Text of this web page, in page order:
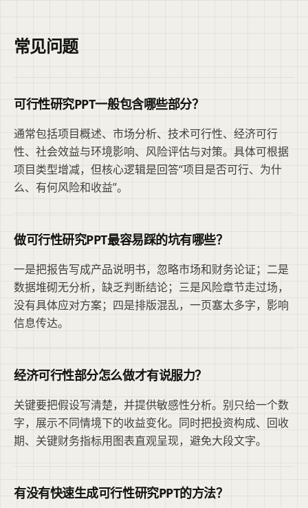
常见问题
可行性研究PPT一般包含哪些部分？
通常包括项目概述、市场分析、技术可行性、经济可行
性、社会效益与环境影响、风险评估与对策。具体可根据
项目类型增减，但核心逻辑是回答“项目是否可行、为什
么、有何风险和收益”。
做可行性研究PPT最容易踩的坑有哪些？
一是把报告写成产品说明书，忽略市场和财务论证；二是
数据堆砌无分析，缺乏判断结论；三是风险章节走过场，
没有具体应对方案；四是排版混乱，一页塞太多字，影响
信息传达。
经济可行性部分怎么做才有说服力？
关键要把假设写清楚，并提供敏感性分析。别只给一个数
字，展示不同情境下的收益变化。同时把投资构成、回收
期、关键财务指标用图表直观呈现，避免大段文字。
有没有快速生成可行性研究PPT的方法？